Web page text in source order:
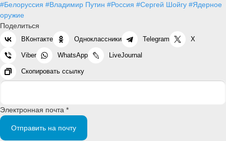
#Белоруссия #Владимир Путин #Россия #Сергей Шойгу #Ядерное
оружие
Поделиться
ВКонтакте Одноклассники Telegram X
Viber WhatsApp LiveJournal
Скопировать ссылку
Электронная почта *
Отправить на почту